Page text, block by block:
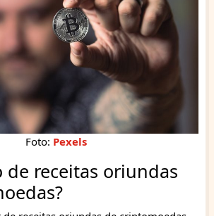
Foto: Pexels
de receitas oriundas